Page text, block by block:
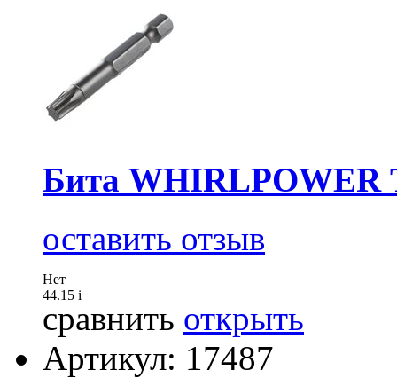
Бита WHIRLPOWER
оставить отзыв
Нет
44.15 i
сравнить открыть
Артикул: 17487